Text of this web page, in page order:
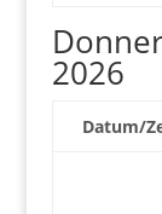
2026
Datum/